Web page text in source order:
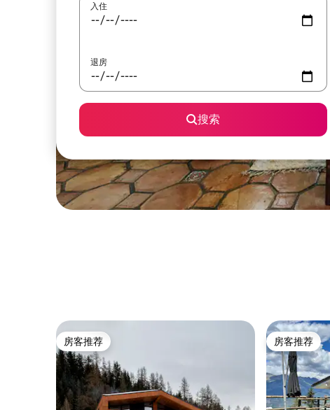
入住
退房
搜索
房客推荐
房客推荐 房客推荐
房客推荐